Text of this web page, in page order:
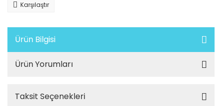
Karşılaştır
Ürün Bilgisi
Ürün Yorumları
Taksit Seçenekleri